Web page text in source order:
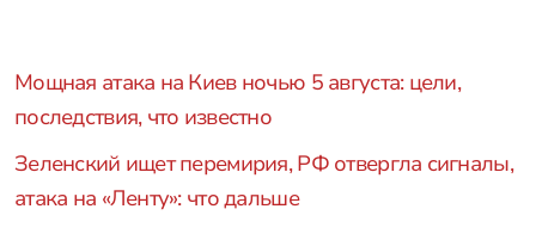
Мощная атака на Киев ночью 5 августа: цели,
последствия, что известно
Зеленский ищет перемирия, РФ отвергла сигналы,
атака на «Ленту»: что дальше